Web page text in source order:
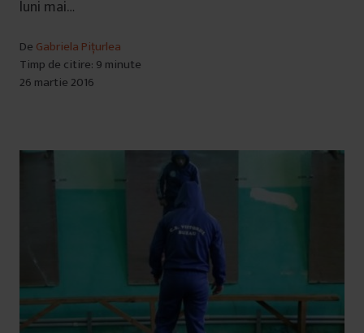
luni mai…
De Gabriela Pițurlea
Timp de citire: 9 minute
26 martie 2016